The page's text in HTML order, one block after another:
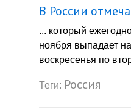
В России
... который
ноября выпадает
воскресенья по
Теги: Россия